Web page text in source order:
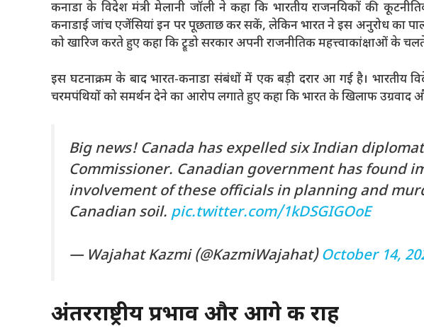
कनाडा के विदेश मंत्री मेलानी जॉली ने कहा कि भारतीय राजनयिकों की
कनाडाई जांच एजेंसियां इन पर पूछताछ कर सकें, लेकिन भारत ने इस अनुरोध का
को खारिज करते हुए कहा कि ट्रूडो सरकार अपनी राजनीतिक महत्त्वाकांक्षाओं के
इस घटनाक्रम के बाद भारत-कनाडा संबंधों में एक बड़ी दरार आ गई है। भारतीय
चरमपंथियों को समर्थन देने का आरोप लगाते हुए कहा कि भारत के खिलाफ उग्रवाद
Big news! Canada has expelled six Indian
Commissioner. Canadian government has found
involvement of these officials in planning and
Canadian soil. pic.twitter.com/1kDSGIGOoE
— Wajahat Kazmi (@KazmiWajahat)October 14,
अंतरराष्ट्रीय प्रभाव और आगे की राह